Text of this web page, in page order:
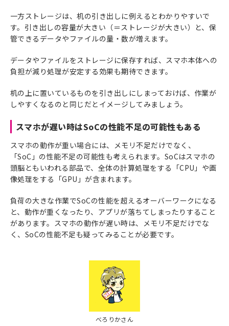
一方ストレージは、机の引き出しに例えるとわかりやすいで
す。引き出しの容量が大きい（＝ストレージが大きい）と、保
管できるデータやファイルの量・数が増えます。
データやファイルをストレージに保存すれば、スマホ本体への
負担が減り処理が安定する効果も期待できます。
机の上に置いているものを引き出しにしまっておけば、作業が
しやすくなるのと同じだとイメージしてみましょう。
スマホが遅い時はSoCの性能不足の可能性もある
スマホの動作が重い場合には、メモリ不足だけでなく、
「SoC」の性能不足の可能性も考えられます。SoCはスマホの
頭脳ともいわれる部品で、全体の計算処理をする「CPU」や画
像処理をする「GPU」が含まれます。
負荷の大きな作業でSoCの性能を超えるオーバーワークになる
と、動作が重くなったり、アプリが落ちてしまったりすること
があります。スマホの動作が遅い時は、メモリ不足だけでな
く、SoCの性能不足も疑ってみることが必要です。
べろりかさん